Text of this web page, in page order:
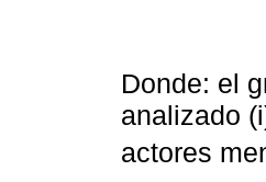
Donde: el
analizado
actores